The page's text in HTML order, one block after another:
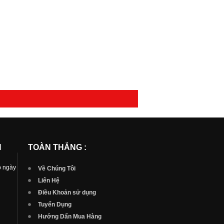
ngày
TOÀN THẮNG :
Về Chúng Tôi
Liên Hệ
Điều Khoản sử dụng
Tuyển Dụng
Hướng Dẩn Mua Hàng